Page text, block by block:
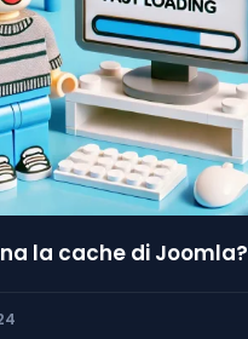
la cache di Joomla?